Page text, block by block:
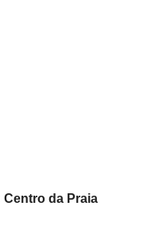
Centro da Praia